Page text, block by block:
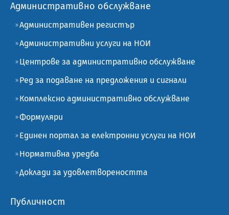
Административно обслужване
Административен регистър
Административни услуги на НОИ
Центрове за административно обслужване
Ред за подаване на предложения и сигнали
Комплексно административно обслужване
Формуляри
Единен портал за електронни услуги на НОИ
Нормативна уредба
Доклади за удовлетвореността
Публичност